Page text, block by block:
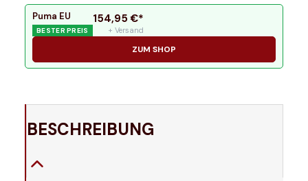
Puma EU
BESTER PREIS
154,95 €*
+ Versand
ZUM SHOP
BESCHREIBUNG